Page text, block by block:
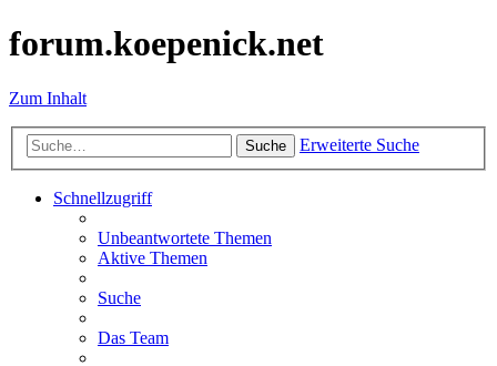
forum.koepenick.net
Zum Inhalt
Suche Erweiterte Suche
Schnellzugriff
Unbeantwortete Themen
Aktive Themen
Suche
Das Team